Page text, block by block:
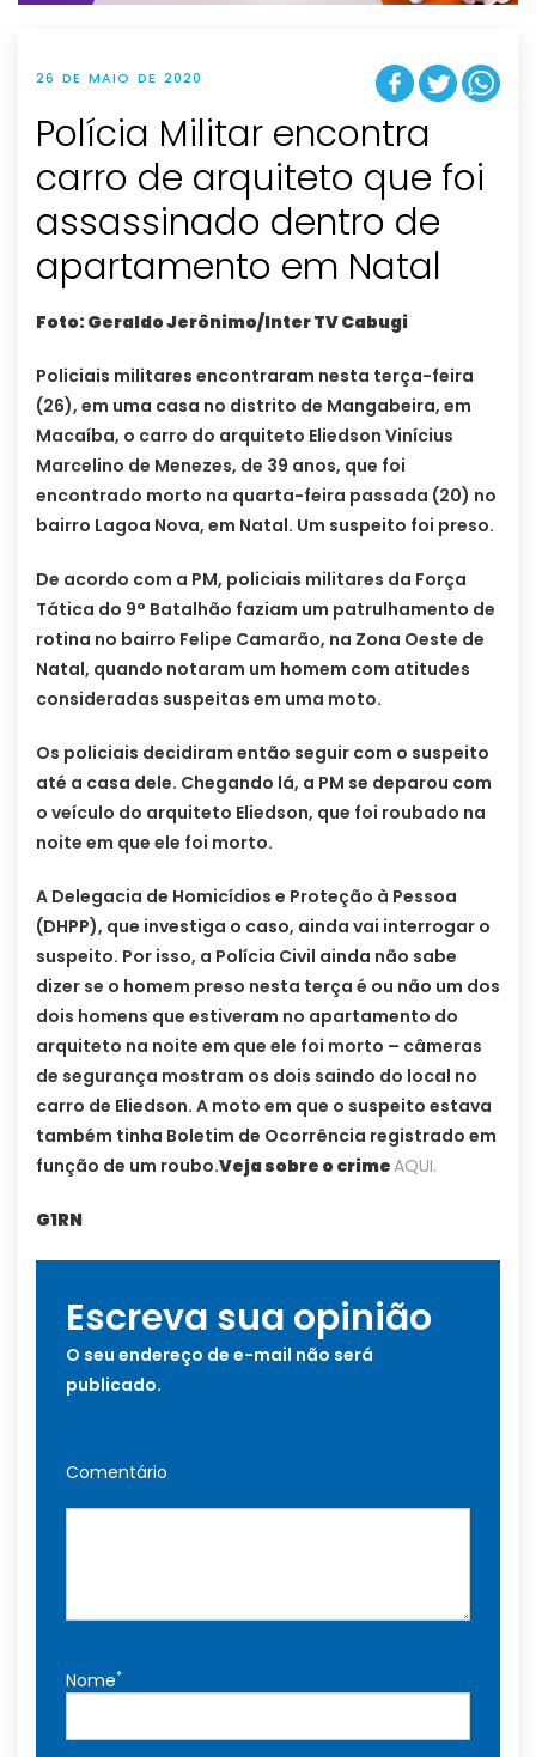
26 DE MAIO DE 2020
Polícia Militar encontra
carro de arquiteto que foi
assassinado dentro de
apartamento em Natal
Foto: Geraldo Jerônimo/Inter TV Cabugi
Policiais militares encontraram nesta terça-feira
(26), em uma casa no distrito de Mangabeira, em
Macaíba, o carro do arquiteto Eliedson Vinícius
Marcelino de Menezes, de 39 anos, que foi
encontrado morto na quarta-feira passada (20) no
bairro Lagoa Nova, em Natal. Um suspeito foi preso.
De acordo com a PM, policiais militares da Força
Tática do 9° Batalhão faziam um patrulhamento de
rotina no bairro Felipe Camarão, na Zona Oeste de
Natal, quando notaram um homem com atitudes
consideradas suspeitas em uma moto.
Os policiais decidiram então seguir com o suspeito
até a casa dele. Chegando lá, a PM se deparou com
o veículo do arquiteto Eliedson, que foi roubado na
noite em que ele foi morto.
A Delegacia de Homicídios e Proteção à Pessoa
(DHPP), que investiga o caso, ainda vai interrogar o
suspeito. Por isso, a Polícia Civil ainda não sabe
dizer se o homem preso nesta terça é ou não um dos
dois homens que estiveram no apartamento do
arquiteto na noite em que ele foi morto – câmeras
de segurança mostram os dois saindo do local no
carro de Eliedson. A moto em que o suspeito estava
também tinha Boletim de Ocorrência registrado em
função de um roubo.Veja sobre o crimeAQUI.
G1RN
Escreva sua opinião
O seu endereço de e-mail não será
publicado.
Comentário
Nome*